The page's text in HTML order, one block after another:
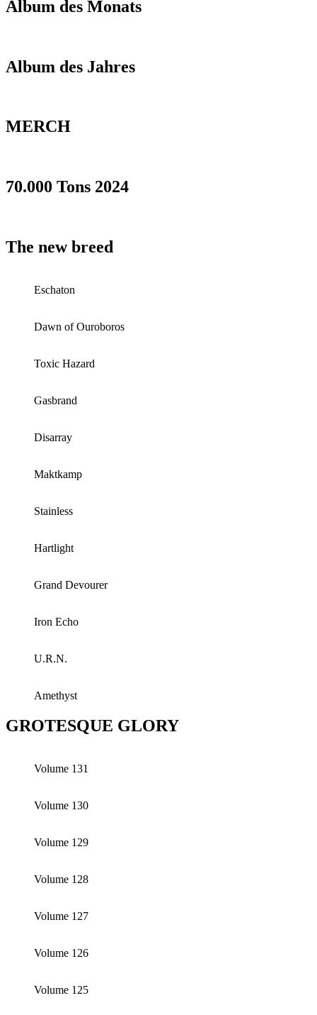
Album des Monats
Album des Jahres
MERCH
70.000 Tons 2024
The new breed
Eschaton
Dawn of Ouroboros
Toxic Hazard
Gasbrand
Disarray
Maktkamp
Stainless
Hartlight
Grand Devourer
Iron Echo
U.R.N.
Amethyst
GROTESQUE GLORY
Volume 131
Volume 130
Volume 129
Volume 128
Volume 127
Volume 126
Volume 125